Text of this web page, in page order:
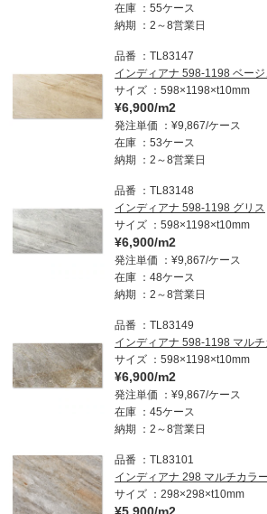
在庫
55ケース
納期
2～8営業日
品番
TL83147
インディアナ 598-1198 ベージ
サイズ
598×1198×t10mm
¥6,900/m2
発注単価
¥9,867/ケース
在庫
53ケース
納期
2～8営業日
品番
TL83148
インディアナ 598-1198 グリス
サイズ
598×1198×t10mm
¥6,900/m2
発注単価
¥9,867/ケース
在庫
48ケース
納期
2～8営業日
品番
TL83149
インディアナ 598-1198 マルチ
サイズ
598×1198×t10mm
¥6,900/m2
発注単価
¥9,867/ケース
在庫
45ケース
納期
2～8営業日
品番
TL83101
インディアナ 298 マルチカラー
サイズ
298×298×t10mm
¥5,900/m2